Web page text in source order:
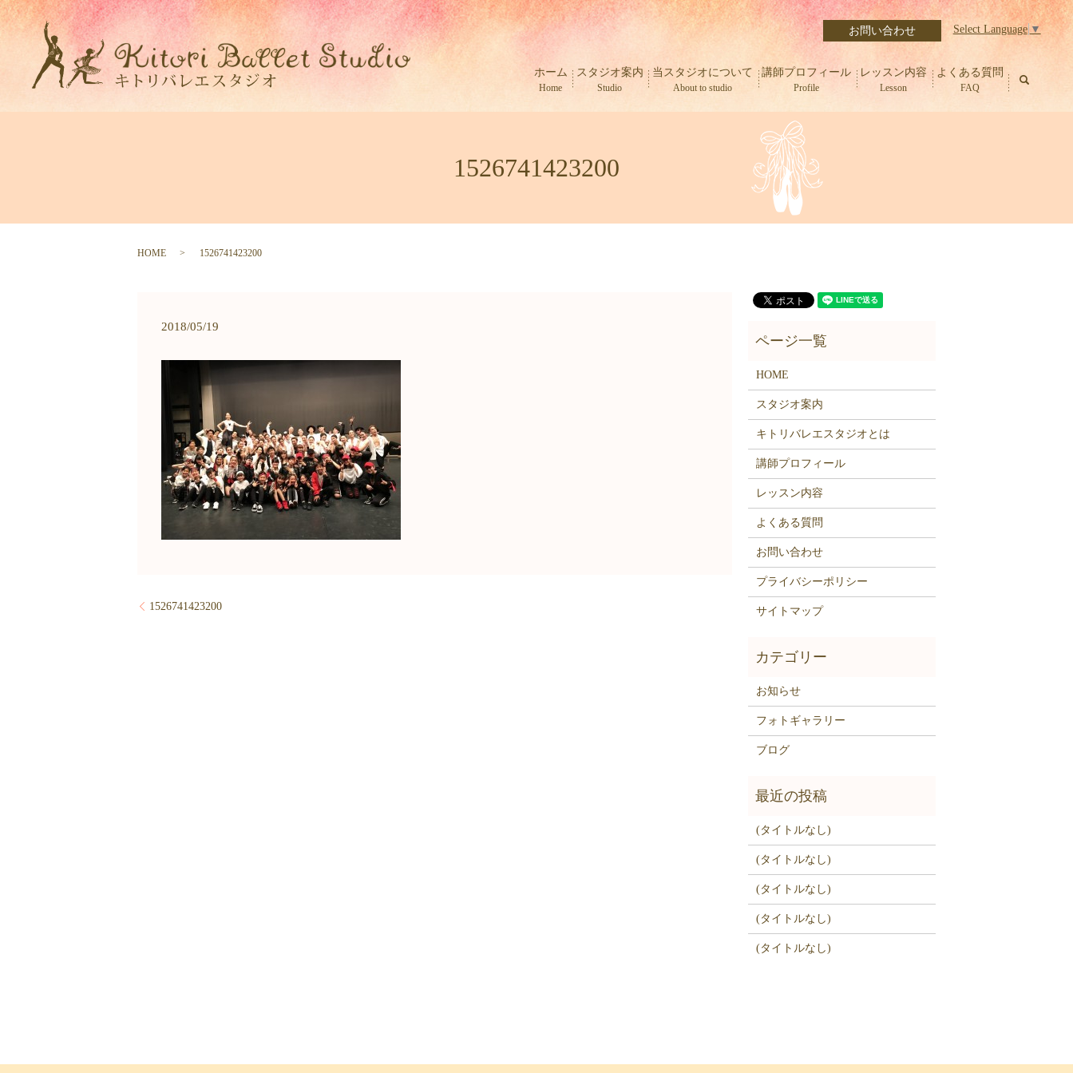
Select Language ▼
お問い合わせ
ホーム
Home
スタジオ案内
Studio
当スタジオについて
About to studio
講師プロフィール
Profile
レッスン内容
Lesson
よくある質問
FAQ
1526741423200
HOME 1526741423200
2018/05/19
1526741423200
HOME
スタジオ案内
キトリバレエスタジオとは
講師プロフィール
レッスン内容
よくある質問
お問い合わせ
プライバシーポリシー
サイトマップ
お知らせ
フォトギャラリー
ブログ
(タイトルなし)
(タイトルなし)
(タイトルなし)
(タイトルなし)
(タイトルなし)